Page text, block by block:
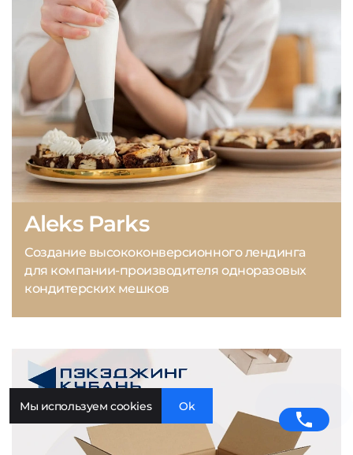
Aleks Parks
Создание высококонверсионного лендинга
для компании-производителя одноразовых
кондитерских мешков
Мы используем cookies Ok